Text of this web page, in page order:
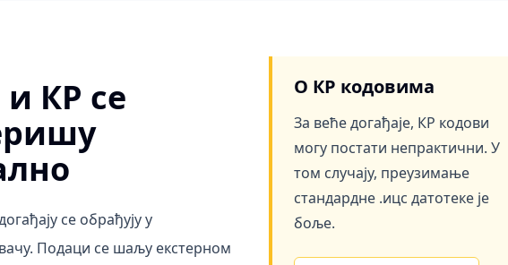
КР се
се обрађују у
Подаци се шаљу екстерном
О КР кодовима
За веће догађаје, КР кодови
могу постати непрактични. У
том случају, преузимање
стандардне .ицс датотеке је
боље.